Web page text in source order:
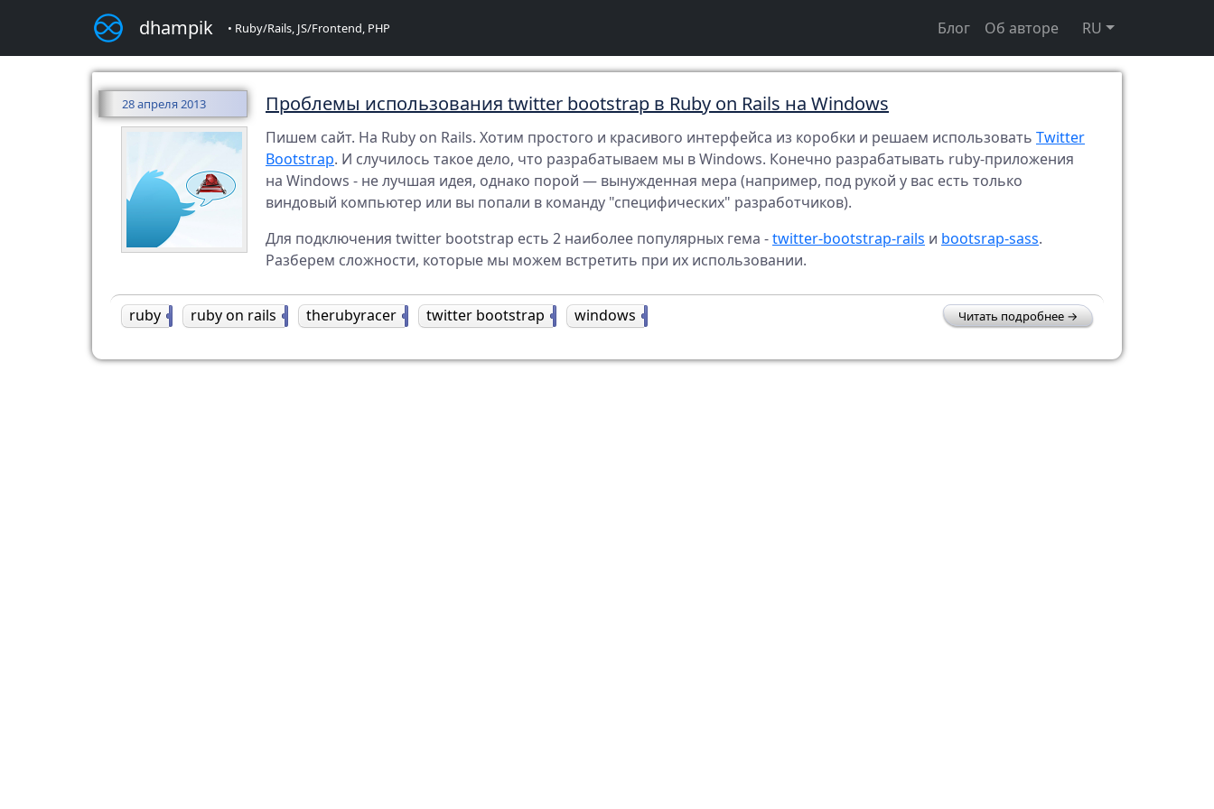
dhampik • Ruby/Rails, JS/Frontend, PHP Блог Об авторе RU
28 апреля 2013 Проблемы использования twitter bootstrap в Ruby on Rails на Windows
Пишем сайт. На Ruby on Rails. Хотим простого и красивого интерфейса из коробки и решаем использовать Twitter
Bootstrap. И случилось такое дело, что разрабатываем мы в Windows. Конечно разрабатывать ruby-приложения
на Windows - не лучшая идея, однако порой — вынужденная мера (например, под рукой у вас есть только
виндовый компьютер или вы попали в команду "специфических" разработчиков).
Для подключения twitter bootstrap eсть 2 наиболее популярных гема -twitter-bootstrap-rails и bootsrap-sass.
Разберем сложности, которые мы можем встретить при их использовании.
ruby ruby on rails therubyracer twitter bootstrap windows Читать подробнее